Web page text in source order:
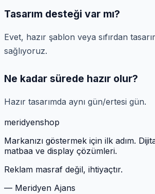
Tasarım desteği var mı?
Evet, hazır şablon veya sıfırdan
sağlıyoruz.
Ne kadar sürede hazır olur?
Hazır tasarımda aynı gün/ertesi gün.
meridyenshop
Markanızı göstermek için ilk adım.
matbaa ve display çözümleri.
Reklam masraf değil, ihtiyaçtır.
— Meridyen Ajans